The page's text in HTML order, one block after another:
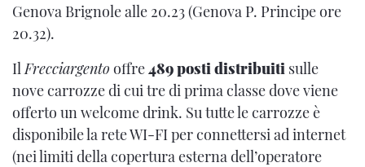
Genova Brignole alle 20.23 (Genova P. Principe ore
20.32).
IlFrecciargento offre489 posti distribuiti sulle
nove carrozze di cui tre di prima classe dove viene
offerto un welcome drink. Su tutte le carrozze è
disponibile la rete WI-FI per connettersi ad internet
(nei limiti della copertura esterna dell’operatore